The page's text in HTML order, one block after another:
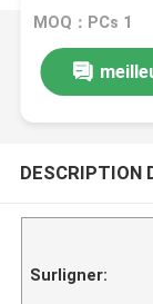
MOQ：PCs 1
DESCRIPTION
Surligner: